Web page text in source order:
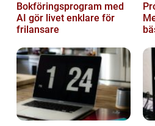
Bokföringsprogram med
AI gör livet enklare för
frilansare